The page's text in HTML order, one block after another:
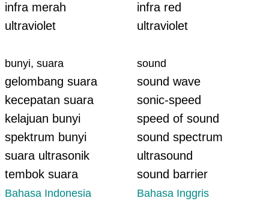
infra merah
infra red
ultraviolet
ultraviolet
bunyi, suara sound
gelombang suara
sound wave
kecepatan suara
sonic-speed
kelajuan bunyi
speed of sound
spektrum bunyi
sound spectrum
suara ultrasonik
ultrasound
tembok suara
sound barrier
Bahasa Indonesia Bahasa Inggris